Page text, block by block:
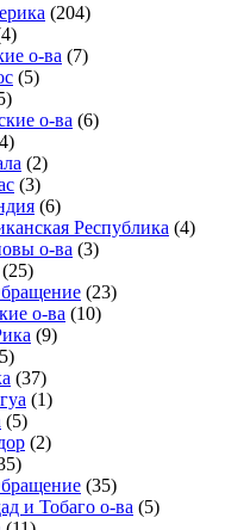
(204)
о-ва (7)
(5)
о-ва (6)
(2)
(3)
(6)
Республика (4)
о-ва (3)
(25)
(23)
о-ва (10)
(9)
(37)
(1)
(5)
(2)
(35)
и Тобаго о-ва (5)